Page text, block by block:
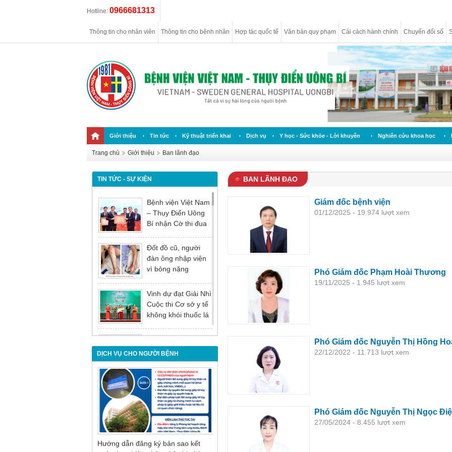
Hotline: 0966681313
Thông tin cho nhân viên Thông tin cho bệnh nhân Hợp tác quốc tế Văn bản quy phạm Cải cách hành chính Chuyển đổi số
Giới thiệu Tin tức Kỹ thuật triển khai Dịch vụ Y học - Sức khỏe - Lời khuyên Nghiên cứu khoa học
Trang chủ Giới thiệu Ban lãnh đạo
TIN TỨC - SỰ KIỆN
Bệnh viện Việt Nam
– Thụy Điển Uông
Bí nhận Cờ thi đua
năm 2025 của
Đảng ủy - Ủy ban
nhân dân Tỉnh
Đốt đồ cũ, người
đàn ông nhập viện
vì bỏng nặng
Vinh dự đạt Giải Nhì
Cuộc thi Cơ sở y tế
không khói thuốc lá
rào cản khiến việc
điều trị bị chậm trễ
Nội soi mật tụy
ngược dòng – Giải
pháp tối ưu cho
người bệnh sỏi ống
mật chủ
DỊCH VỤ CHO NGƯỜI BỆNH
Hướng dẫn đăng ký bản sao kết
BAN LÃNH ĐẠO
Giám đốc bệnh viện
01/12/2025 - 19.974 lượt xem
Phó Giám đốc Phạm Hoài Thương
19/11/2025 - 1.945 lượt xem
Phó Giám đốc Nguyễn Thị Hồng
22/12/2022 - 11.713 lượt xem
Phó Giám đốc Nguyễn Thị Ngọc
27/05/2024 - 8.455 lượt xem